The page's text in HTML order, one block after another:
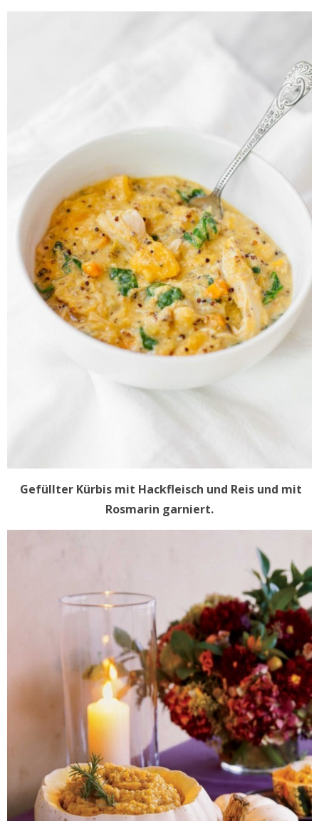
Gefüllter Kürbis mit Hackfleisch und Reis und mit
Rosmarin garniert.